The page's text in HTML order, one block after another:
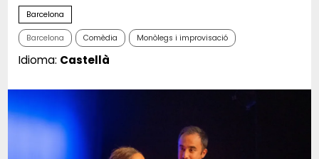
Barcelona
Barcelona Comèdia Monòlegs i improvisació
Idioma: Castellà